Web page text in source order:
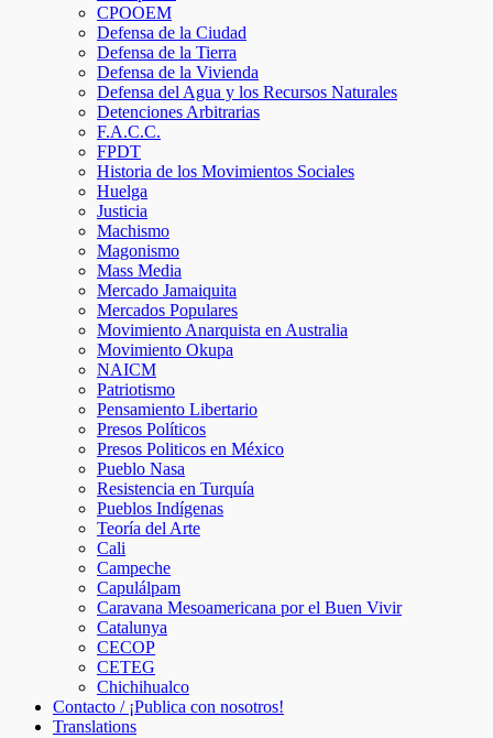
CPOOEM
Defensa de la Ciudad
Defensa de la Tierra
Defensa de la Vivienda
Defensa del Agua y los Recursos Naturales
Detenciones Arbitrarias
F.A.C.C.
FPDT
Historia de los Movimientos Sociales
Huelga
Justicia
Machismo
Magonismo
Mass Media
Mercado Jamaiquita
Mercados Populares
Movimiento Anarquista en Australia
Movimiento Okupa
NAICM
Patriotismo
Pensamiento Libertario
Presos Políticos
Presos Politicos en México
Pueblo Nasa
Resistencia en Turquía
Pueblos Indígenas
Teoría del Arte
Cali
Campeche
Capulálpam
Caravana Mesoamericana por el Buen Vivir
Catalunya
CECOP
CETEG
Chichihualco
Contacto / ¡Publica con nosotros!
Translations